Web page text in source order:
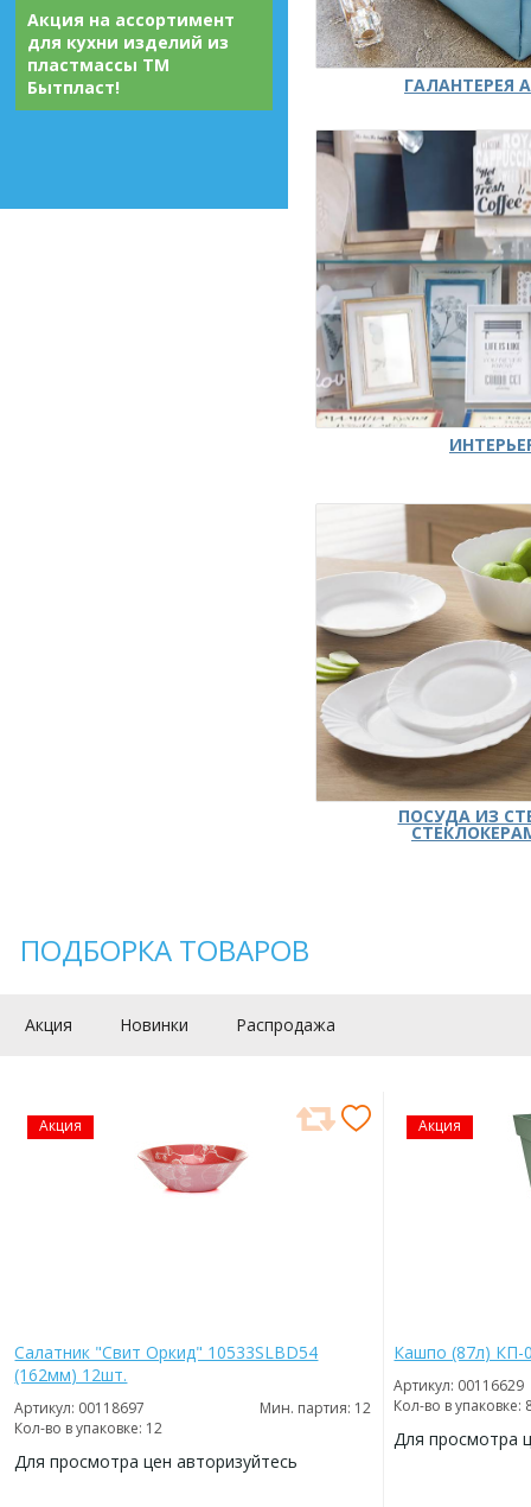
Акция на ассортимент
для кухни изделий из
пластмассы ТМ
Бытпласт!
ГАЛАНТЕРЕЯ
ПОСУДА ИЗ
ПОДБОРКА ТОВАРОВ
Акция Новинки Распродажа
Акция
Салатник "Свит Оркид" 10533SLBD54
(162мм) 12шт.
Артикул: 00118697
Мин. партия: 12
Кол-во в упаковке: 12
Для просмотра цен авторизуйтесь
Акция
Кашпо (87л) КП-
Артикул: 00116629
Кол-во в упаковке:
Для просмотра